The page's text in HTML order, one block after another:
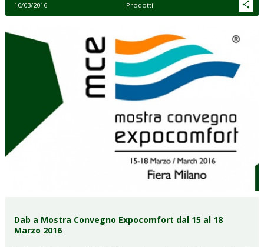
10/03/2016 Prodotti
Dab a Mostra Convegno Expocomfort dal 15 al 18
Marzo 2016